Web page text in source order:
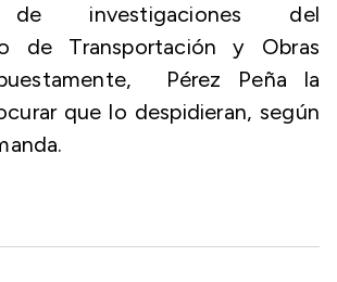
de investigaciones del
de Transportación y Obras
Pérez Peña la
que lo despidieran, según